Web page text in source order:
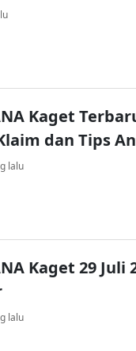
Kaget
dan Tips
lalu
Kaget 29 Juli
lalu